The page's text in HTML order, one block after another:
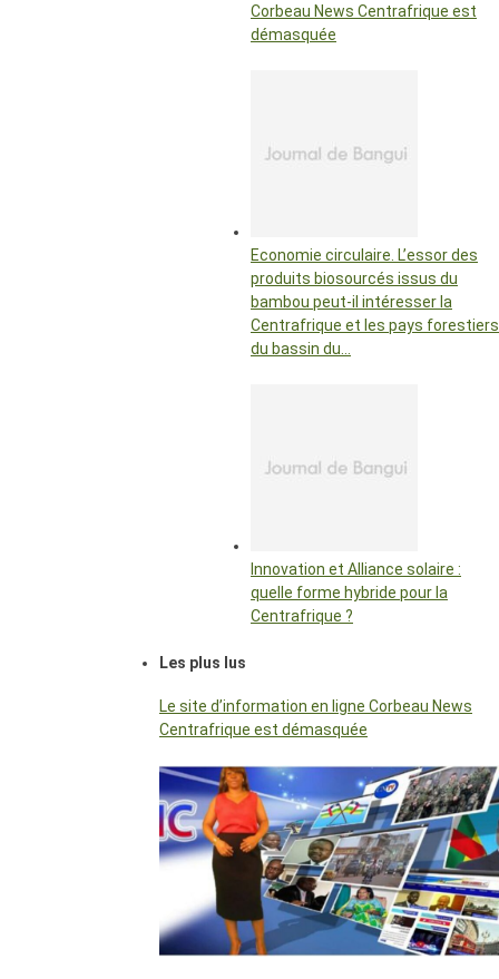
Corbeau News Centrafrique est
démasquée
Economie circulaire. L’essor des
produits biosourcés issus du
bambou peut-il intéresser la
Centrafrique et les pays forestiers
du bassin du…
Innovation et Alliance solaire :
quelle forme hybride pour la
Centrafrique ?
Les plus lus
Le site d’information en ligne Corbeau News
Centrafrique est démasquée